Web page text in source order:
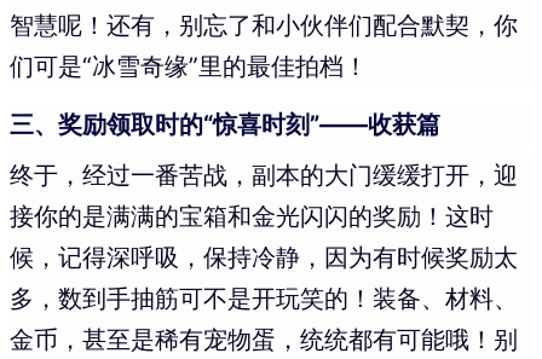
智慧呢！还有，别忘了和小伙伴们配合默契，你
们可是“冰雪奇缘”里的最佳拍档！
三、奖励领取时的“惊喜时刻”——收获篇
终于，经过一番苦战，副本的大门缓缓打开，迎
接你的是满满的宝箱和金光闪闪的奖励！这时
候，记得深呼吸，保持冷静，因为有时候奖励太
多，数到手抽筋可不是开玩笑的！装备、材料、
金币，甚至是稀有宠物蛋，统统都有可能哦！别